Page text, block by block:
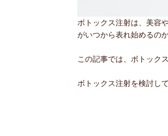
ボトックス注射は、美容
がいつから表れ始めるの
この記事では、ボトック
ボトックス注射を検討し